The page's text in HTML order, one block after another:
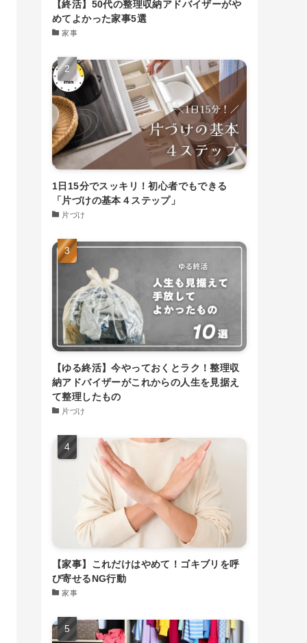
【終活】50代の整理収納アドバイザーがや
めてよかった家事5選
家事
1日15分でスッキリ！初心者でもできる
「片づけの基本４ステップ」
片づけ
【ゆる終活】今やっておくとラク！整理収
納アドバイザーがこれからの人生を見据え
て整理したもの
片づけ
【家事】これだけはやめて！ゴキブリを呼
び寄せるNG行動
家事